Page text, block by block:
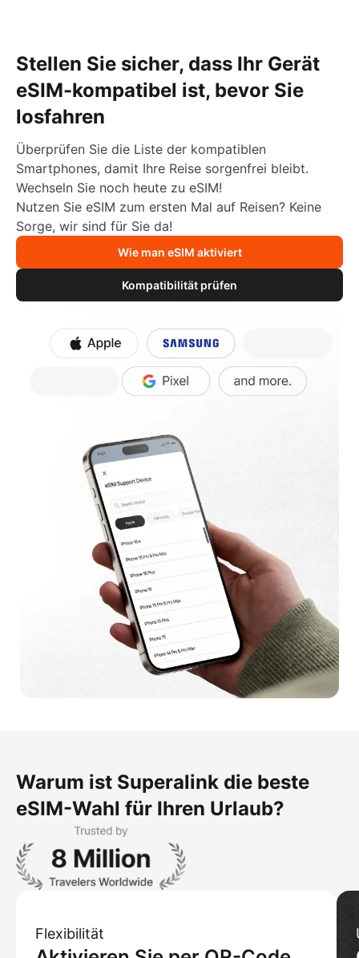
Stellen Sie sicher, dass Ihr Gerät
eSIM-kompatibel ist, bevor Sie
losfahren
Überprüfen Sie die Liste der kompatiblen
Smartphones, damit Ihre Reise sorgenfrei bleibt.
Wechseln Sie noch heute zu eSIM!
Nutzen Sie eSIM zum ersten Mal auf Reisen? Keine
Sorge, wir sind für Sie da!
Wie man eSIM aktiviert
Kompatibilität prüfen
Warum ist Superalink die beste
eSIM-Wahl für Ihren Urlaub?
Flexibilität